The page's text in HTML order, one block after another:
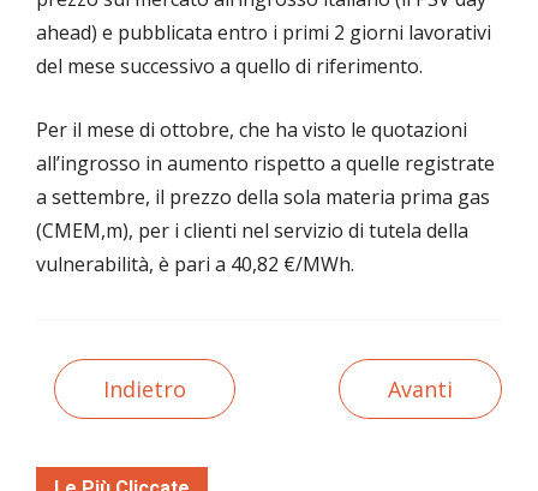
ahead) e pubblicata entro i primi 2 giorni lavorativi
del mese successivo a quello di riferimento.
Per il mese di ottobre, che ha visto le quotazioni
all’ingrosso in aumento rispetto a quelle registrate
a settembre, il prezzo della sola materia prima gas
(CMEM,m), per i clienti nel servizio di tutela della
vulnerabilità, è pari a 40,82 €/MWh.
Indietro Avanti